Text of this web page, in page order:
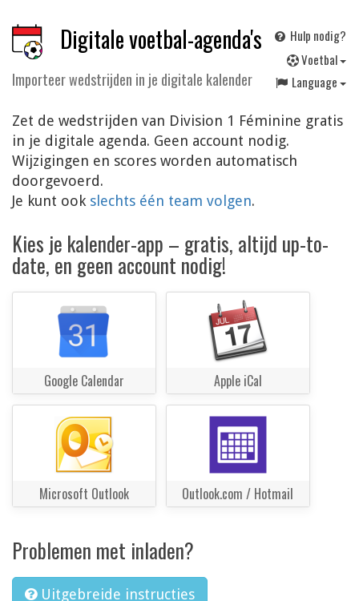
Digitale voetbal-agenda's
Importeer wedstrijden in je digitale kalender
Hulp nodig?
Voetbal
Language
Zet de wedstrijden van Division 1 Féminine gratis
in je digitale agenda. Geen account nodig.
Wijzigingen en scores worden automatisch
doorgevoerd.
Je kunt ook slechts één team volgen.
Kies je kalender-app – gratis, altijd up-to-
date, en geen account nodig!
Google Calendar Apple iCal
Microsoft Outlook Outlook.com / Hotmail
Problemen met inladen?
Uitgebreide instructies